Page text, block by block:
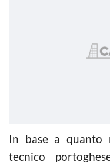
In base a quanto
tecnico